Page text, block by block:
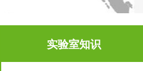
实验室知识